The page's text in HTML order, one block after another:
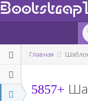
Главная
5857+